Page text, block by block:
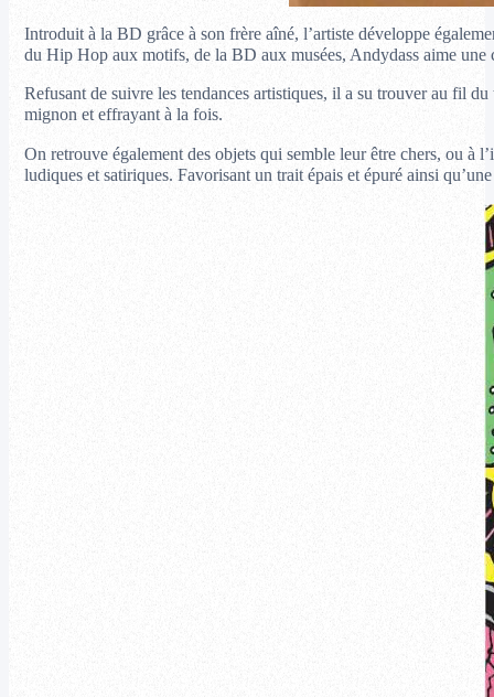
Introduit à la BD grâce à son frère aîné, l’artiste développe
du Hip Hop aux motifs, de la BD aux musées, Andydass aime une
Refusant de suivre les tendances artistiques, il a su trouver au fil
mignon et effrayant à la fois.
On retrouve également des objets qui semble leur être chers, ou à
ludiques et satiriques. Favorisant un trait épais et épuré ainsi